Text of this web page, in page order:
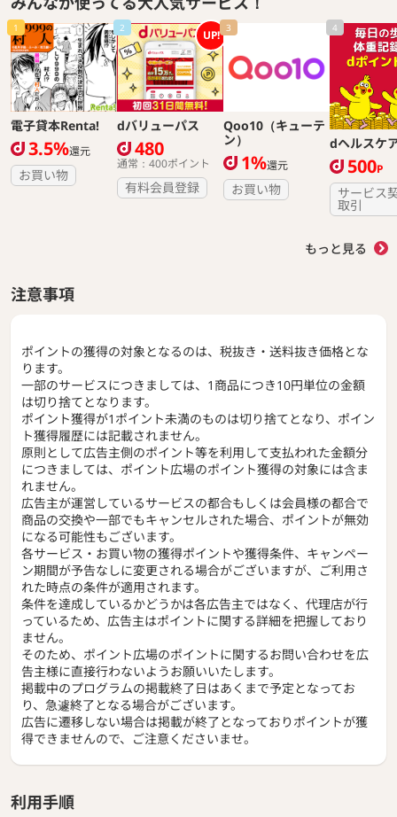
1
電子貸本Renta!
3.5%還元
お買い物
2 UP!
dバリューパス
480
通常：400ポイント
有料会員登録
3
Qoo10（キューテ
ン）
1%還元
お買い物
4
dヘルスケ
500P
サービス
取引
もっと見る
注意事項
ポイントの獲得の対象となるのは、税抜き・送料抜き価格とな
ります。
一部のサービスにつきましては、1商品につき10円単位の金額
は切り捨てとなります。
ポイント獲得が1ポイント未満のものは切り捨てとなり、ポイン
ト獲得履歴には記載されません。
原則として広告主側のポイント等を利用して支払われた金額分
につきましては、ポイント広場のポイント獲得の対象には含ま
れません。
広告主が運営しているサービスの都合もしくは会員様の都合で
商品の交換や一部でもキャンセルされた場合、ポイントが無効
になる可能性もございます。
各サービス・お買い物の獲得ポイントや獲得条件、キャンペー
ン期間が予告なしに変更される場合がございますが、ご利用さ
れた時点の条件が適用されます。
条件を達成しているかどうかは各広告主ではなく、代理店が行
っているため、広告主はポイントに関する詳細を把握しており
ません。
そのため、ポイント広場のポイントに関するお問い合わせを広
告主様に直接行わないようお願いいたします。
掲載中のプログラムの掲載終了日はあくまで予定となってお
り、急遽終了となる場合がございます。
広告に遷移しない場合は掲載が終了となっておりポイントが獲
得できませんので、ご注意くださいませ。
利用手順